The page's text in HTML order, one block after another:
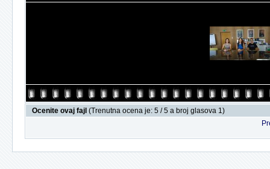
Ocenite ovaj fajl (Trenutna ocena je: 5 / 5 a broj glasova 1)